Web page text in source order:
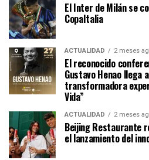
El Inter de Milán se
CopaItalia
ACTUALIDAD 2 meses
El reconocido
Gustavo Henao llega
transformadora
Vida”
ACTUALIDAD 2 meses
Beijing Restaurante
el lanzamiento del